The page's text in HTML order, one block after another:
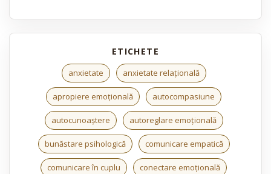
anxietate anxietate relațională
apropiere emoțională autocompasiune
autocunoaștere autoreglare emoțională
bunăstare psihologică comunicare empatică
comunicare în cuplu conectare emoțională